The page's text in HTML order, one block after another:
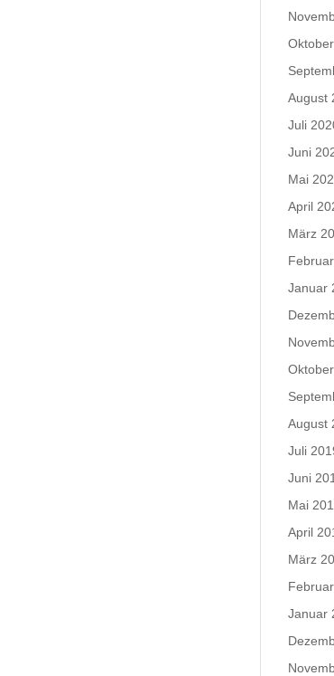
August
Juli
Juni
Mai
April
März
Januar
August
Juli
Juni
Mai
April
März
Januar